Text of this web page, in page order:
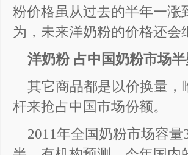
粉价格虽从过去的半年一涨
为，未来洋奶粉的价格还会
洋奶粉 占中国奶粉市场
其它商品都是以价换量
杆来抢占中国市场份额。
2011年全国奶粉市场容